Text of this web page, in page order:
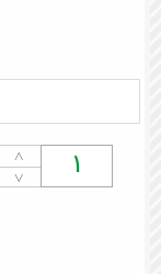
˄
˅